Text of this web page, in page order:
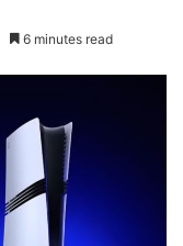
6 minutes read